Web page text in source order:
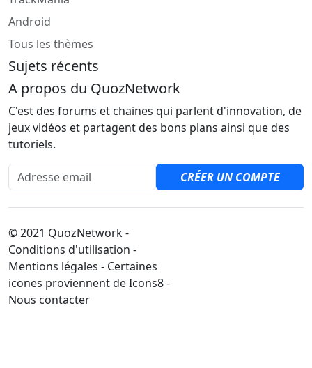
Android
Tous les thèmes
Sujets récents
A propos du QuozNetwork
C'est des forums et chaines qui parlent d'innovation, de
jeux vidéos et partagent des bons plans ainsi que des
tutoriels.
Adresse email
CRÉER UN COMPTE
© 2021 QuozNetwork -
Conditions d'utilisation -
Mentions légales - Certaines
icones proviennent de Icons8 -
Nous contacter